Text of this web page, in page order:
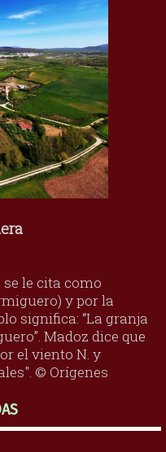
le cita como
y por la
significa: “La granja
Madoz dice que
el viento N. y
© Orígenes